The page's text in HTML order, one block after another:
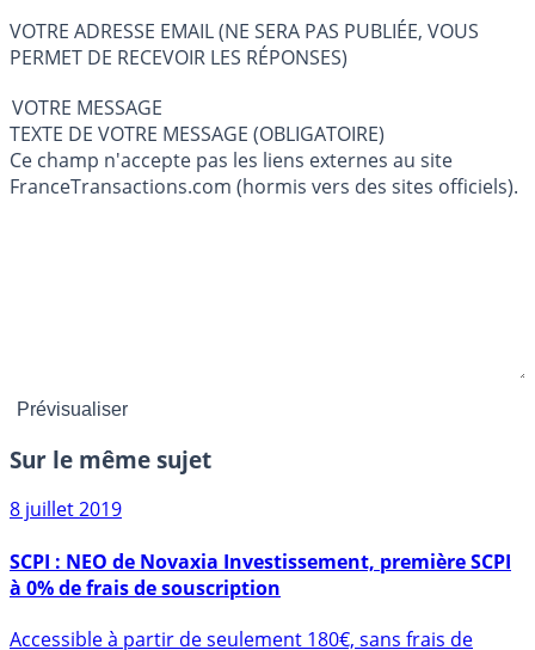
VOTRE ADRESSE EMAIL (NE SERA PAS PUBLIÉE, VOUS
PERMET DE RECEVOIR LES RÉPONSES)
VOTRE MESSAGE
TEXTE DE VOTRE MESSAGE (OBLIGATOIRE)
Ce champ n'accepte pas les liens externes au site
FranceTransactions.com (hormis vers des sites officiels).
Sur le même sujet
8 juillet 2019
SCPI : NEO de Novaxia Investissement, première SCPI
à 0% de frais de souscription